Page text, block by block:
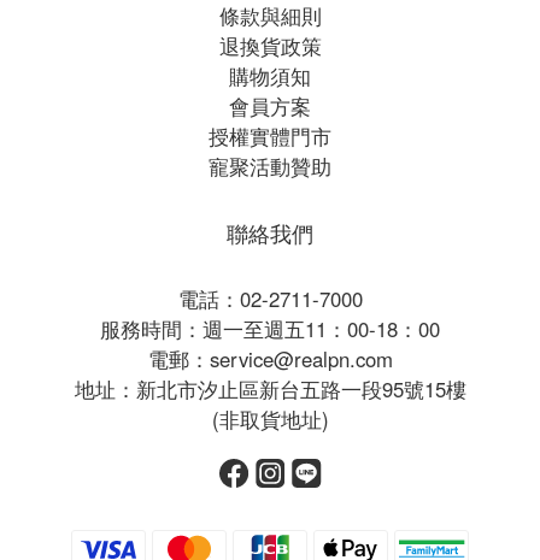
條款與細則
退換貨政策
購物須知
會員方案
授權實體門市
寵聚活動贊助
聯絡我們
電話：02-2711-7000
服務時間：週一至週五11：00-18：00
電郵：service@realpn.com
地址：新北市汐止區新台五路一段95號15樓
(非取貨地址)